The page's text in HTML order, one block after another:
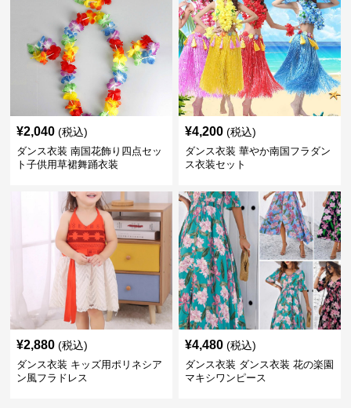
¥2,040 (税込)
ダンス衣装 南国花飾り四点セッ
ト子供用草裙舞踊衣装
¥4,200 (税込)
ダンス衣装 華やか南国フラダン
ス衣装セット
¥2,880 (税込)
ダンス衣装 キッズ用ポリネシア
ン風フラドレス
¥4,480 (税込)
ダンス衣装 ダンス衣装 花の楽園
マキシワンピース